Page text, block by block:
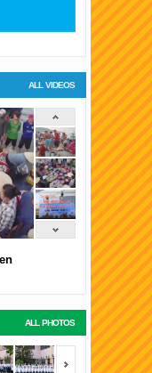
ALL VIDEOS
ALL PHOTOS
<span></